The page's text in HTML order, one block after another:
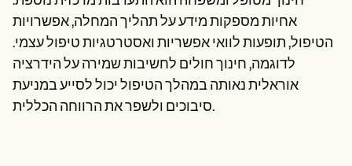
אחיות מספקות מידע על תהליך המחלה, אפשרויות
הטיפול, תופעות לוואי אפשריות ואסטרטגיות טיפול עצמי.
לדוגמה, חינוך חולים לחשיבות שמירה על הידרציה
אוראלית נאותה במהלך הטיפול יכול לסייע במניעת
סיבוכים ולשפר את הרווחה הכללית.